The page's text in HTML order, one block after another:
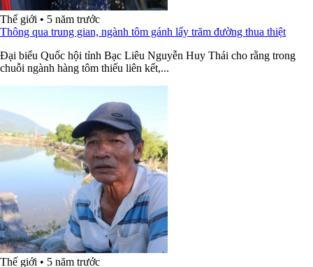
Thế giới • 5 năm trước
Thông qua trung gian, ngành tôm gánh lấy trăm đường thua thiệt
Đại biểu Quốc hội tỉnh Bạc Liêu Nguyễn Huy Thái cho rằng trong
chuỗi ngành hàng tôm thiếu liên kết,...
Thế giới • 5 năm trước